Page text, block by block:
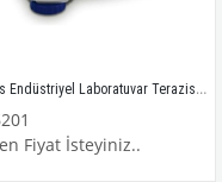
Ohaus Endüstriyel Laboratuvar Terazisi / SJX6201
Fiyat İsteyiniz..